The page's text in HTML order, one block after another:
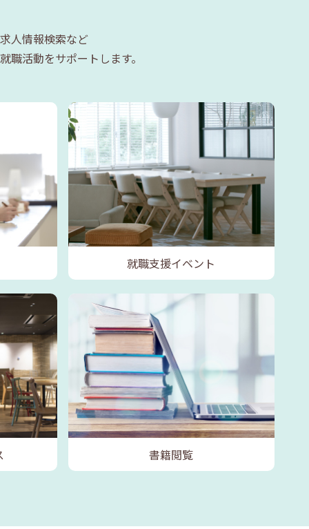
人情報検索など
活動をサポートします。
就職支援イベント
書籍閲覧